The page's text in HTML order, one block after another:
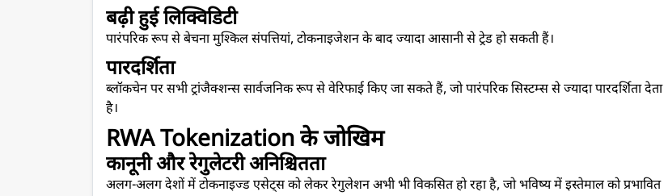
बढ़ी हुई लिक्विडिटी
पारंपरिक रूप से बेचना मुश्किल संपत्तियां, टोकनाइजेशन के बाद ज्यादा आसानी से ट्रेड हो सकती हैं।
पारदर्शिता
ब्लॉकचेन पर सभी ट्रांजैक्शन्स सार्वजनिक रूप से वेरिफाई किए जा सकते हैं, जो पारंपरिक सिस्टम्स से ज्यादा पारदर्शिता देता
है।
RWA Tokenization के जोखिम
कानूनी और रेगुलेटरी अनिश्चितता
अलग-अलग देशों में टोकनाइज्ड एसेट्स को लेकर रेगुलेशन अभी भी विकसित हो रहा है, जो भविष्य में इस्तेमाल को प्रभावित